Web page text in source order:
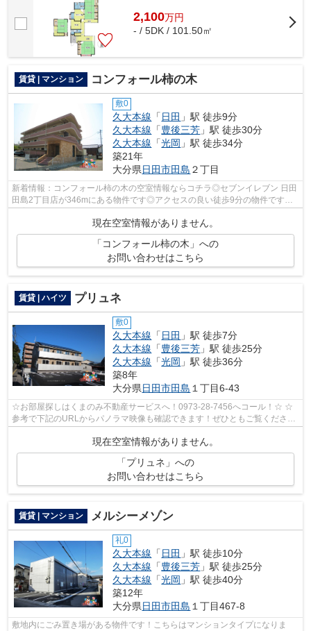
2,100万円
- / 5DK / 101.50㎡
賃貸 | マンション コンフォール柿の木
敷0
久大本線 「 日田 」駅 徒歩9分
久大本線 「豊後三芳 」駅 徒歩30分
久大本線 「光岡 」駅 徒歩34分
築21年
大分県日田市田島 ２丁目
新着情報：コンフォール柿の木の空室情報ならコチラ◎セブンイレブン 日田
田島2丁目店が346mにある物件です◎アクセスの良い徒歩9分の物件です◎
現在空室情報がありません。
「コンフォール柿の木」への
お問い合わせはこちら
賃貸 | ハイツ プリュネ
敷0
久大本線 「 日田 」駅 徒歩7分
久大本線 「豊後三芳 」駅 徒歩25分
久大本線 「光岡 」駅 徒歩36分
築8年
大分県日田市田島 １丁目6-43
☆お部屋探しはくまのみ不動産サービスへ！0973-28-7456へコール！☆ ☆
参考で下記のURLからパノラマ映像も確認できます！ぜひともご覧くださ
い。☆ プリュネ203号室 パノラマ写真流用転...
現在空室情報がありません。
「プリュネ」への
お問い合わせはこちら
賃貸 | マンション メルシーメゾン
礼0
久大本線 「 日田 」駅 徒歩10分
久大本線 「豊後三芳 」駅 徒歩25分
久大本線 「光岡 」駅 徒歩40分
築12年
大分県日田市田島 １丁目467-8
敷地内にごみ置き場がある物件です！こちらはマンションタイプになりま